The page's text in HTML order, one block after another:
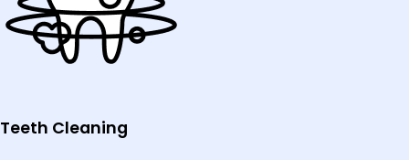
Teeth Cleaning